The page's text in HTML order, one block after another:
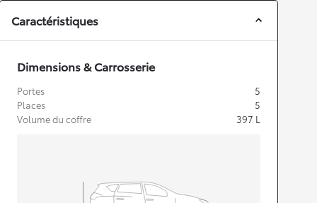
Caractéristiques
Dimensions & Carrosserie
Portes
5
Places
5
Volume du coffre
397 L